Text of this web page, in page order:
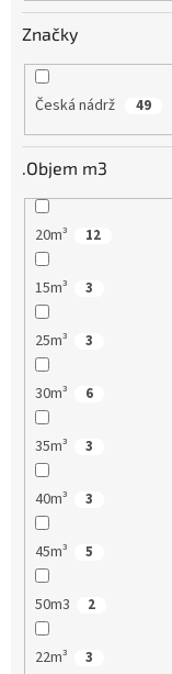
Značky
Česká nádrž 49
.Objem m3
20m³ 12
15m³ 3
25m³ 3
30m³ 6
35m³ 3
40m³ 3
45m³ 5
50m3 2
22m³ 3